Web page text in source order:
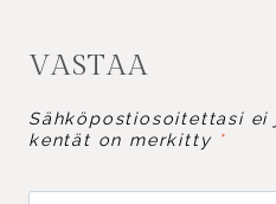
VASTAA
Sähköpostiosoitettasi ei
kentät on merkitty *